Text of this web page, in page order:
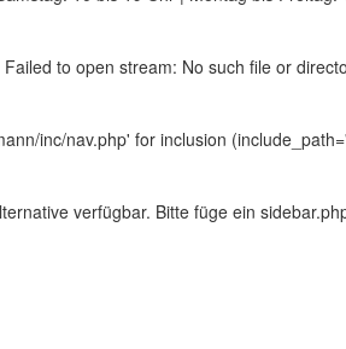
to open stream: No such file or
inc/nav.php' for inclusion
verfügbar. Bitte füge ein